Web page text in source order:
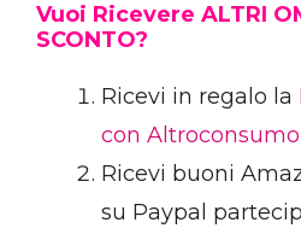
Vuoi Ricevere ALTRI
SCONTO?
Ricevi in regalo la
con Altroconsumo
Ricevi buoni
su Paypal